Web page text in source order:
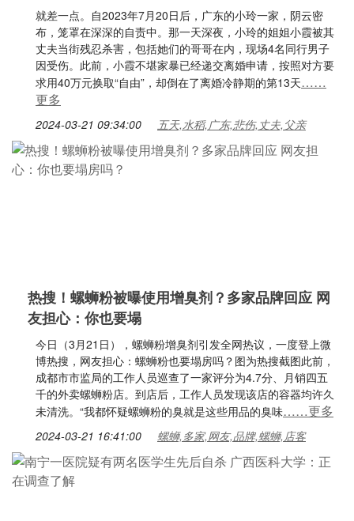
就差一点。自2023年7月20日后，广东的小玲一家，阴云密
布，笼罩在深深的自责中。那一天深夜，小玲的姐姐小霞被其
丈夫当街残忍杀害，包括她们的哥哥在内，现场4名同行男子
因受伤。此前，小霞不堪家暴已经递交离婚申请，按照对方要
求用40万元换取“自由”，却倒在了离婚冷静期的第13天……
更多
2024-03-21 09:34:00 五天,水稻,广东,悲伤,丈夫,父亲
热搜！螺蛳粉被曝使用增臭剂？多家品牌回应 网
友担心：你也要塌
今日（3月21日），螺蛳粉增臭剂引发全网热议，一度登上微
博热搜，网友担心：螺蛳粉也要塌房吗？图为热搜截图此前，
成都市市监局的工作人员巡查了一家评分为4.7分、月销四五
千的外卖螺蛳粉店。到店后，工作人员发现该店的容器均许久
未清洗。“我都怀疑螺蛳粉的臭就是这些用品的臭味……更多
2024-03-21 16:41:00 螺蛳,多家,网友,品牌,螺蛳,店客